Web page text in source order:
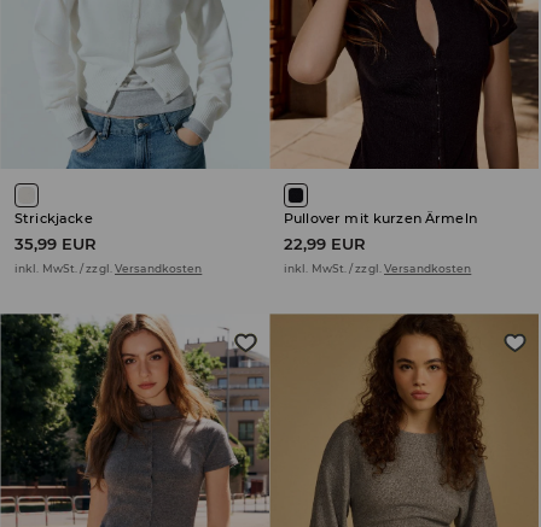
Strickjacke
35,99 EUR
inkl. MwSt. / zzgl.Versandkosten
Pullover mit kurzen Ärmeln
22,99 EUR
inkl. MwSt. / zzgl.Versandkosten